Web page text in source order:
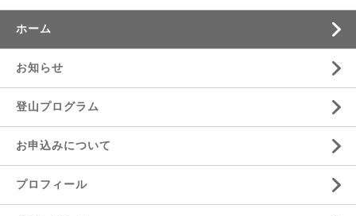
ホーム
お知らせ
登山プログラム
お申込みについて
プロフィール